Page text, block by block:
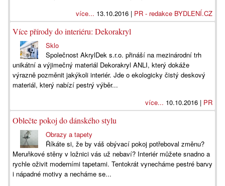
více... 13.10.2016 | PR - redakce BYDLENÍ.CZ
Více přírody do interiéru: Dekorakryl
Sklo
Společnost AkrylDek s.r.o. přináší na mezinárodní trh
unikátní a výjimečný materiál Dekorakryl ANLI, který dokáže
výrazně pozměnit jakýkoli interiér. Jde o ekologicky čistý deskový
materiál, který nabízí pestrý výběr...
více... 10.10.2016 | PR
Oblečte pokoj do dánského stylu
Obrazy a tapety
Říkáte si, že by váš obývací pokoj potřeboval změnu?
Meruňkové stěny v ložnici vás už nebaví? Interiér můžete snadno a
rychle oživit moderními tapetami. Tentokrát vynecháme pestré barvy
i nápadné motivy a necháme se...